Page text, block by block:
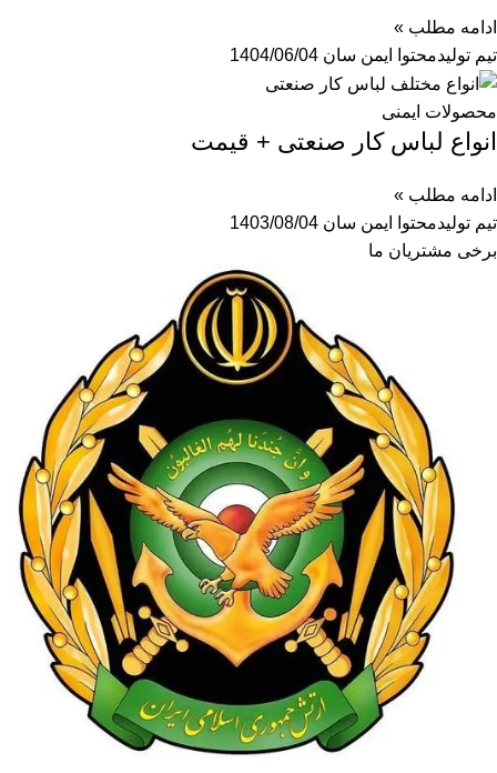
ادامه مطلب »
تیم تولیدمحتوا ایمن سان 1404/06/04
محصولات ایمنی
انواع لباس کار صنعتی + قیمت
ادامه مطلب »
تیم تولیدمحتوا ایمن سان 1403/08/04
برخی مشتریان ما